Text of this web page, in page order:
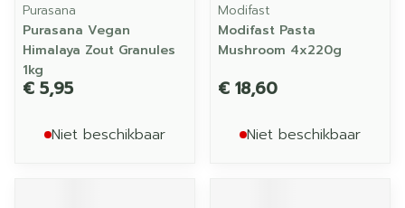
Purasana
Purasana Vegan
Himalaya Zout Granules
1kg
€ 5,95
Niet beschikbaar
Modifast
Modifast Pasta
Mushroom 4x220g
€ 18,60
Niet beschikbaar